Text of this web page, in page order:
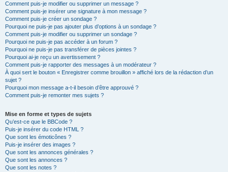
Comment puis-je modifier ou supprimer un message ?
Comment puis-je insérer une signature à mon message ?
Comment puis-je créer un sondage ?
Pourquoi ne puis-je pas ajouter plus d’options à un sondage ?
Comment puis-je modifier ou supprimer un sondage ?
Pourquoi ne puis-je pas accéder à un forum ?
Pourquoi ne puis-je pas transférer de pièces jointes ?
Pourquoi ai-je reçu un avertissement ?
Comment puis-je rapporter des messages à un modérateur ?
À quoi sert le bouton « Enregistrer comme brouillon » affiché lors de la rédaction d’un
sujet ?
Pourquoi mon message a-t-il besoin d’être approuvé ?
Comment puis-je remonter mes sujets ?
Mise en forme et types de sujets
Qu’est-ce que le BBCode ?
Puis-je insérer du code HTML ?
Que sont les émoticônes ?
Puis-je insérer des images ?
Que sont les annonces générales ?
Que sont les annonces ?
Que sont les notes ?